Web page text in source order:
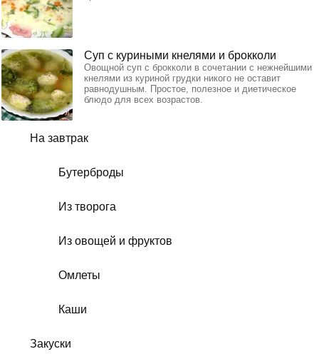
На завтрак
Бутерброды
Из творога
Из овощей и фруктов
Омлеты
Каши
Закуски
Суп с куриными кнелями и брокколи
Овощной суп с брокколи в сочетании с нежнейшими
кнелями из куриной грудки никого не оставит
равнодушным. Простое, полезное и диетическое
блюдо для всех возрастов.